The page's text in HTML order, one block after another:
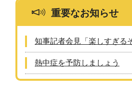
重要なお知らせ
知事記者会見「楽しすぎる
熱中症を予防しましょう